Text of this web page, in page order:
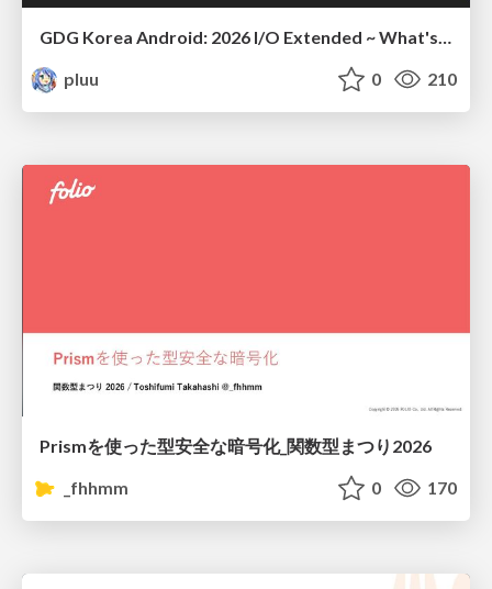
GDG Korea Android: 2026 I/O Extended ~ What's new in Android development tools
pluu
0 210
Prismを使った型安全な暗号化_関数型まつり2026
_fhhmm
0 170